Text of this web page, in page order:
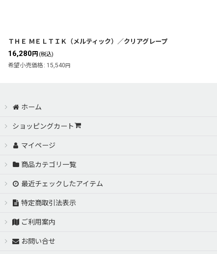
ＴＨＥ ＭＥＬＴＩＫ（メルティック）／クリアグレープ
16,280円 (税込)
希望小売価格 : 15,540円
ホーム
ショッピングカート
マイページ
商品カテゴリ一覧
最近チェックしたアイテム
特定商取引法表示
ご利用案内
お問い合せ